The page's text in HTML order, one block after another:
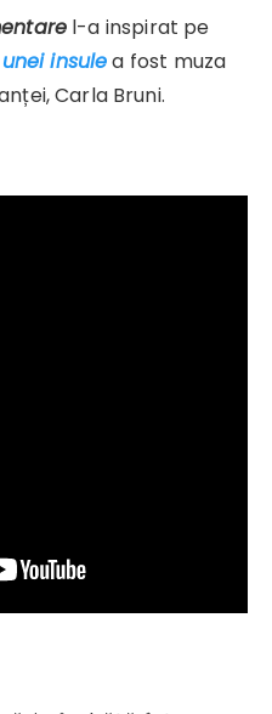
l-a inspirat pe
insulea fost muza
Carla Bruni.